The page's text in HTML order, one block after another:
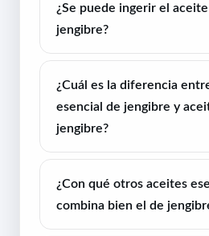
¿Se puede ingerir el
jengibre?
¿Cuál es la diferencia
esencial de jengibre y
jengibre?
¿Con qué otros aceites
combina bien el de